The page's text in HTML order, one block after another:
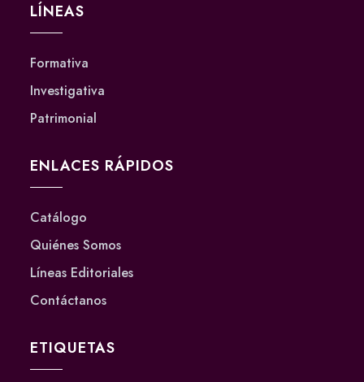
LÍNEAS
Formativa
Investigativa
Patrimonial
ENLACES RÁPIDOS
Catálogo
Quiénes Somos
Líneas Editoriales
Contáctanos
ETIQUETAS